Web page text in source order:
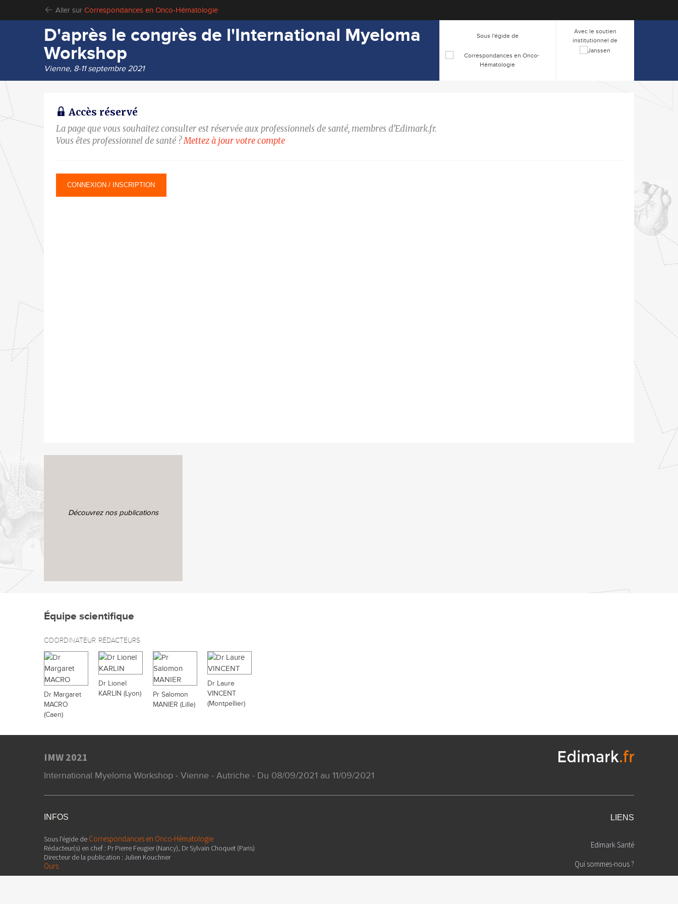
Aller sur Correspondances en Onco-Hématologie
D'après le congrès de l'International Myeloma
Workshop
Vienne, 8-11 septembre 2021
Sous l'égide de
Avec le soutien
institutionnel de
Accès réservé
La page que vous souhaitez consulter est réservée aux professionnels de santé, membres d’Edimark.fr.
Vous êtes professionnel de santé ?Mettez à jour votre compte
CONNEXION / INSCRIPTION
Découvrez nos publications
Équipe scientifique
COORDINATEUR
Dr Margaret
MACRO
(Caen)
RÉDACTEURS
Dr Lionel
KARLIN (Lyon)
Pr Salomon
MANIER (Lille)
Dr Laure
VINCENT
(Montpellier)
IMW 2021
International Myeloma Workshop - Vienne - Autriche - Du 08/09/2021 au 11/09/2021
INFOS
Sous l'égide de Correspondances en Onco-Hématologie
Rédacteur(s) en chef : Pr Pierre Feugier (Nancy), Dr Sylvain Choquet (Paris)
Directeur de la publication : Julien Kouchner
Ours
LIENS
Edimark Santé
Qui sommes-nous ?